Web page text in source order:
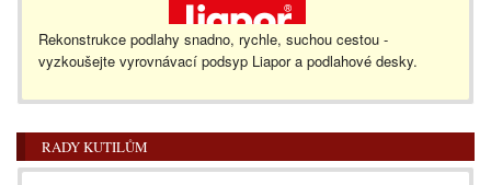
Rekonstrukce podlahy snadno, rychle, suchou cestou -
vyzkoušejte vyrovnávací podsyp Liapor a podlahové desky.
RADY KUTILŮM